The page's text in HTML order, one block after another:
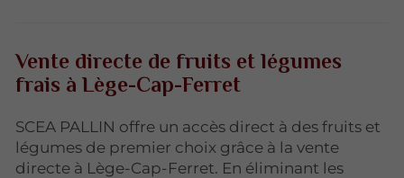
Vente directe de fruits et légumes
frais à Lège-Cap-Ferret
SCEA PALLIN offre un accès direct à des fruits et
légumes de premier choix grâce à la vente
directe à Lège-Cap-Ferret. En éliminant les